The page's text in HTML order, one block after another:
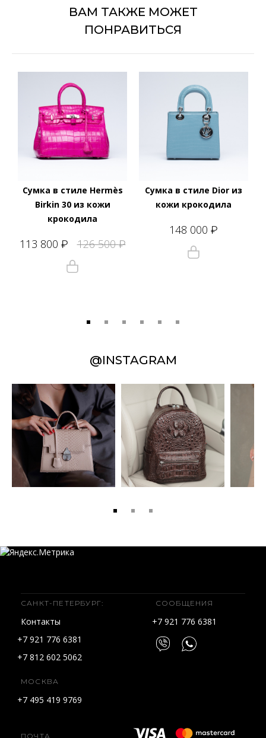
ВАМ ТАКЖЕ МОЖЕТ
ПОНРАВИТЬСЯ
Сумка в стиле Hermès
Birkin 30 из кожи
крокодила
113 800 ₽ 126 500₽
Сумка в стиле Dior из
кожи крокодила
148 000 ₽
@INSTAGRAM
САНКТ-ПЕТЕРБУРГ:
Контакты
+7 921 776 6381
+7 812 602 5062
МОСКВА
+7 495 419 9769
СООБЩЕНИЯ
+7 921 776 6381
ПОЧТА